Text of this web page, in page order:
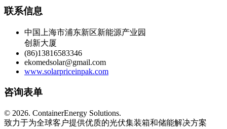
联系信息
中国上海市浦东新区新能源产业园
创新大厦
(86)13816583346
ekomedsolar@gmail.com
www.solarpriceinpak.com
咨询表单
© 2026. ContainerEnergy Solutions.
致力于为全球客户提供优质的光伏集装箱和储能解决方案